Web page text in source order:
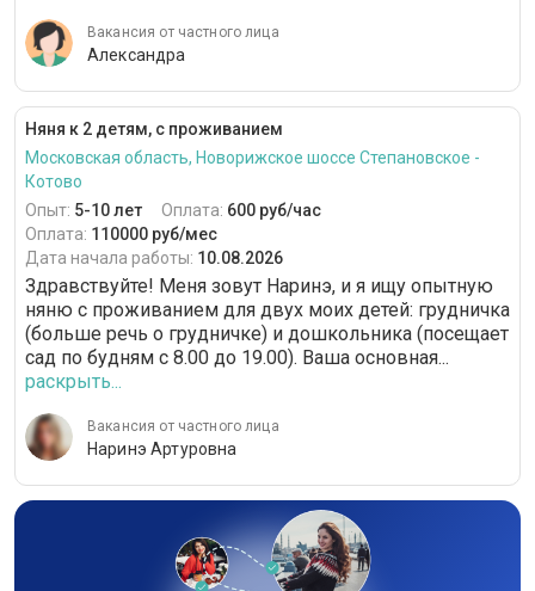
Вакансия от частного лица
Александра
Няня к 2 детям, с проживанием
Московская область, Новорижское шоссе Степановское -
Котово
Опыт: 5-10 лет Оплата: 600 руб/час
Оплата: 110000 руб/мес
Дата начала работы: 10.08.2026
Здравствуйте! Меня зовут Наринэ, и я ищу опытную
няню с проживанием для двух моих детей: грудничка
(больше речь о грудничке) и дошкольника (посещает
сад по будням с 8.00 до 19.00). Ваша основная...
раскрыть...
Вакансия от частного лица
Наринэ Артуровна